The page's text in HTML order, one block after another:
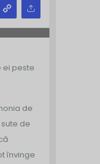
ei peste
de
sute de
învinge